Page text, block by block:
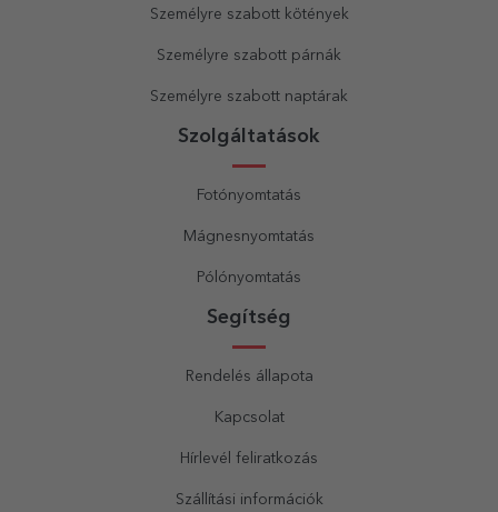
Személyre szabott kötények
Személyre szabott párnák
Személyre szabott naptárak
Szolgáltatások
Fotónyomtatás
Mágnesnyomtatás
Pólónyomtatás
Segítség
Rendelés állapota
Kapcsolat
Hírlevél feliratkozás
Szállítási információk